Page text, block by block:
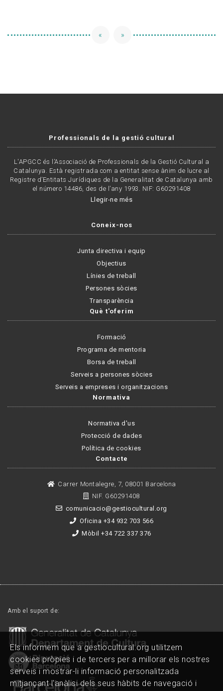
« »
Professionals de la gestió cultural
L'APGCC és l’Associació de Professionals de la Gestió Cultural a
Catalunya. Està registrada com a entitat sense ànim de lucre al
Registre d’Entitats Jurídiques de la Generalitat de Catalunya amb
el número 14486, des de l’any 1993. NIF: G60291408
Llegir-ne més
Coneix-nos
Junta directiva i equip
Objectius
Línies de treball
Persones sòcies
Transparència
Què t'oferim
Formació
Programa de mentoria
Borsa de treball
Serveis a persones sòcies
Serveis a empreses i organitzacions
Normativa
Normativa d'us
Protecció de dades
Política de cookies
Contacte
Carrer Montalegre, 7, 08001 Barcelona
NIF. G60291408
comunicacio@gestiocultural.org
Oficina +34 932 703 566
Mòbil +34 722 337 376
Amb el suport de:
Els informem que a gestiocultural.org utilitzem
cookies pròpies i de tercers per a millorar els nostres
serveis i mostrar-li informació personalitzada
mitjançant l'anàlisi dels seus hàbits de navegació i